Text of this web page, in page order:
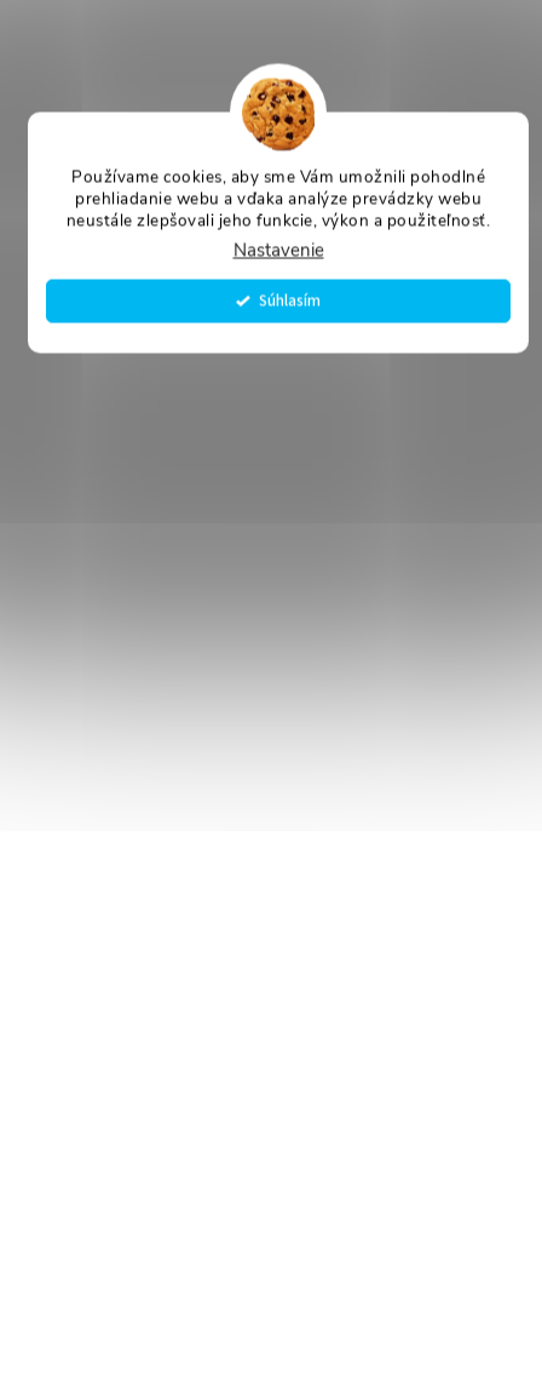
Používame cookies, aby sme Vám umožnili pohodlné
prehliadanie webu a vďaka analýze prevádzky webu
neustále zlepšovali jeho funkcie, výkon a použiteľnosť.
Nastavenie
Súhlasím